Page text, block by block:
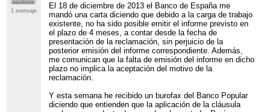
1 mensaje
El 18 de diciembre de 2013 el Banco de España me
mandó una carta diciendo que debido a la carga de trabajo
existente, no ha sido posible emitir el informe previsto en
el plazo de 4 meses, a contar desde la fecha de
presentación de la reclamación, sin perjuicio de la
posterior emisión del informe correspondiente. Además,
me comunican que la falta de emisión del informe en dicho
plazo no implica la aceptación del motivo de la
reclamación.
Y esta semana he recibido un burofax del Banco Popular
diciendo que entienden que la aplicación de la cláusula